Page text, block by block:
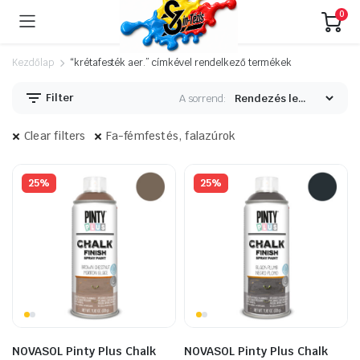
0
Kezdőlap “krétafesték aer.” címkével rendelkező termékek
Filter A sorrend:
Clear filters Fa-fémfestés, falazúrok
25%
NOVASOL Pinty Plus Chalk
25%
NOVASOL Pinty Plus Chalk